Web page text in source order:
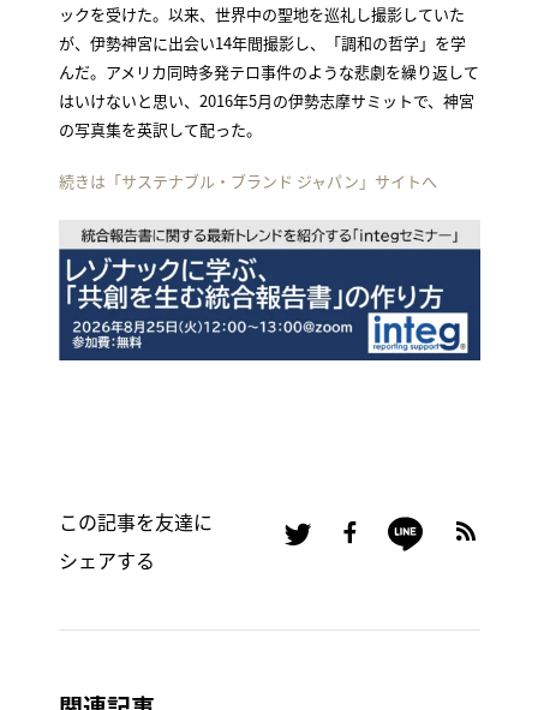
ックを受けた。以来、世界中の聖地を巡礼し撮影していた
が、伊勢神宮に出会い14年間撮影し、「調和の哲学」を学
んだ。アメリカ同時多発テロ事件のような悲劇を繰り返して
はいけないと思い、2016年5月の伊勢志摩サミットで、神宮
の写真集を英訳して配った。
続きは「サステナブル・ブランド ジャパン」サイトへ
この記事を友達に
シェアする